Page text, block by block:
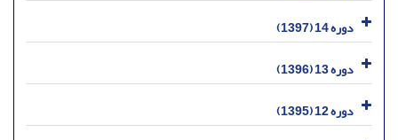
دوره 14 (1397)
دوره 13 (1396)
دوره 12 (1395)